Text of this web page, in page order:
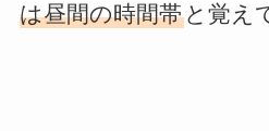
は昼間の時間帯と覚え